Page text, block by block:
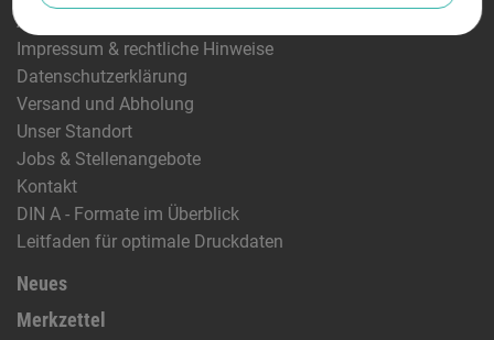
Allgemeine Geschäftsbedingungen
Impressum & rechtliche Hinweise
Datenschutzerklärung
Versand und Abholung
Unser Standort
Jobs & Stellenangebote
Kontakt
DIN A - Formate im Überblick
Leitfaden für optimale Druckdaten
Neues
Merkzettel